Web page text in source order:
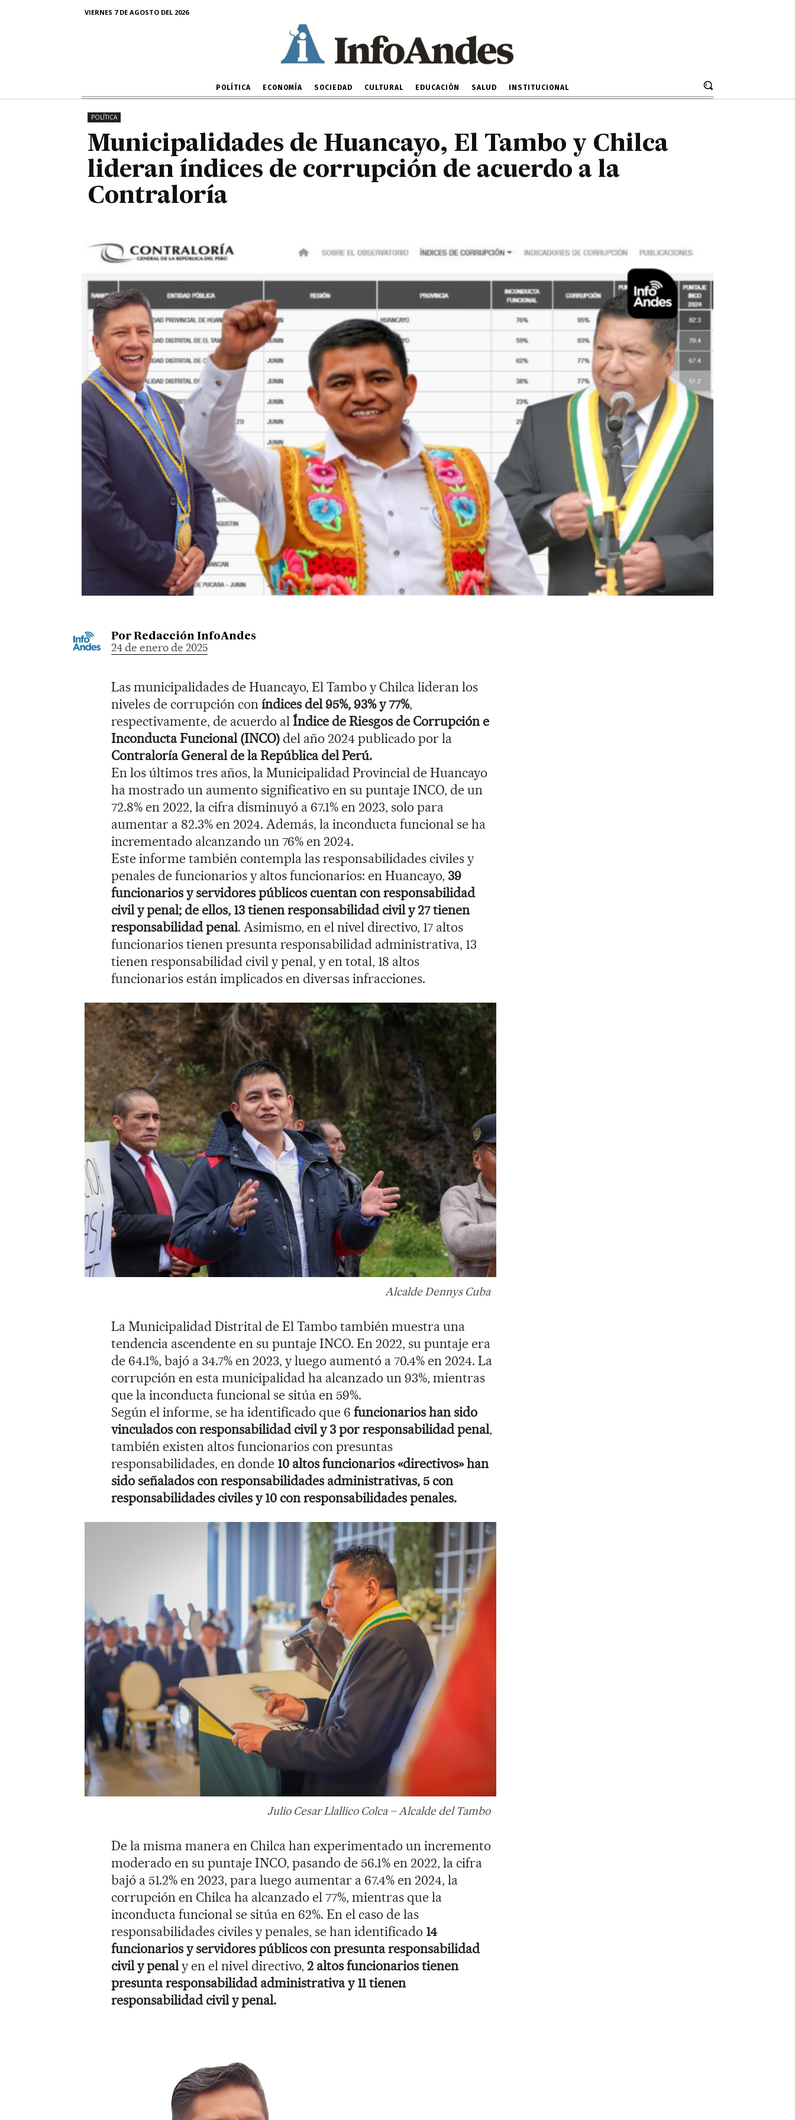
VIERNES 7 DE AGOSTO DEL 2026
POLÍTICA ECONOMÍA SOCIEDAD CULTURAL EDUCACIÓN SALUD INSTITUCIONAL
lideran índices de corrupción de acuerdo a la
Contraloría
POLÍTICA
Municipalidades de Huancayo, El Tambo y Chilca
lideran índices de corrupción de acuerdo a la
Contraloría
Por Redacción InfoAndes
24 de enero de 2025
Las municipalidades de Huancayo, El Tambo y Chilca lideran los
niveles de corrupción con índices del 95%, 93% y 77%,
respectivamente, de acuerdo al Índice de Riesgos de Corrupción e
Inconducta Funcional (INCO) del año 2024 publicado por la
Contraloría General de la República del Perú.
En los últimos tres años, la Municipalidad Provincial de Huancayo
ha mostrado un aumento significativo en su puntaje INCO, de un
72.8% en 2022, la cifra disminuyó a 67.1% en 2023, solo para
aumentar a 82.3% en 2024. Además, la inconducta funcional se ha
incrementado alcanzando un 76% en 2024.
Este informe también contempla las responsabilidades civiles y
penales de funcionarios y altos funcionarios: en Huancayo, 39
funcionarios y servidores públicos cuentan con responsabilidad
civil y penal; de ellos, 13 tienen responsabilidad civil y 27 tienen
responsabilidad penal. Asimismo, en el nivel directivo, 17 altos
funcionarios tienen presunta responsabilidad administrativa, 13
tienen responsabilidad civil y penal, y en total, 18 altos
funcionarios están implicados en diversas infracciones.
Alcalde Dennys Cuba
La Municipalidad Distrital de El Tambo también muestra una
tendencia ascendente en su puntaje INCO. En 2022, su puntaje era
de 64.1%, bajó a 34.7% en 2023, y luego aumentó a 70.4% en 2024. La
corrupción en esta municipalidad ha alcanzado un 93%, mientras
que la inconducta funcional se sitúa en 59%.
Según el informe, se ha identificado que 6 funcionarios han sido
vinculados con responsabilidad civil y 3 por responsabilidad penal,
también existen altos funcionarios con presuntas
responsabilidades, en donde 10 altos funcionarios «directivos» han
sido señalados con responsabilidades administrativas, 5 con
responsabilidades civiles y 10 con responsabilidades penales.
Julio Cesar Llallico Colca – Alcalde del Tambo
De la misma manera en Chilca han experimentado un incremento
moderado en su puntaje INCO, pasando de 56.1% en 2022, la cifra
bajó a 51.2% en 2023, para luego aumentar a 67.4% en 2024, la
corrupción en Chilca ha alcanzado el 77%, mientras que la
inconducta funcional se sitúa en 62%. En el caso de las
responsabilidades civiles y penales, se han identificado 14
funcionarios y servidores públicos con presunta responsabilidad
civil y penaly en el nivel directivo, 2 altos funcionarios tienen
presunta responsabilidad administrativa y 11 tienen
responsabilidad civil y penal.